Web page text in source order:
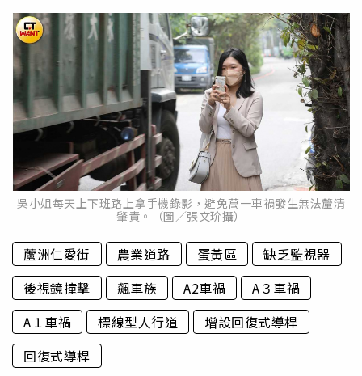
吳小姐每天上下班路上拿手機錄影，避免萬一車禍發生無法釐清
肇責。（圖／張文玠攝）
蘆洲仁愛街 農業道路 蛋黃區
缺乏監視器
後視鏡撞擊
飆車族 A2車禍
A３車禍
A１車禍
標線型人行道
增設回復式導桿
回復式導桿